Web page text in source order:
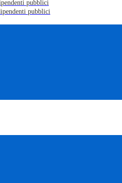
pubblici
pubblici